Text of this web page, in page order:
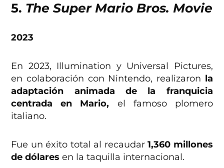
5. The Super Mario Bros. Movie
2023
En 2023, Illumination y Universal Pictures,
en colaboración con Nintendo, realizaron la
adaptación animada de la franquicia
centrada en Mario, el famoso plomero
italiano.
Fue un éxito total al recaudar1,360 millones
de dólares en la taquilla internacional.